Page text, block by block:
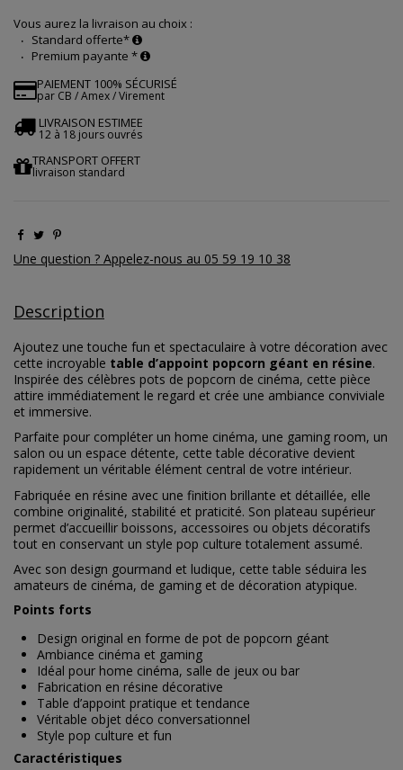
Vous aurez la livraison au choix :
Standard offerte*
Premium payante *
PAIEMENT 100% SÉCURISÉ
par CB / Amex / Virement
LIVRAISON ESTIMEE
12 à 18 jours ouvrés
TRANSPORT OFFERT
livraison standard
Une question ? Appelez-nous au 05 59 19 10 38
Description
Ajoutez une touche fun et spectaculaire à votre décoration avec
cette incroyable table d’appoint popcorn géant en résine.
Inspirée des célèbres pots de popcorn de cinéma, cette pièce
attire immédiatement le regard et crée une ambiance conviviale
et immersive.
Parfaite pour compléter un home cinéma, une gaming room, un
salon ou un espace détente, cette table décorative devient
rapidement un véritable élément central de votre intérieur.
Fabriquée en résine avec une finition brillante et détaillée, elle
combine originalité, stabilité et praticité. Son plateau supérieur
permet d’accueillir boissons, accessoires ou objets décoratifs
tout en conservant un style pop culture totalement assumé.
Avec son design gourmand et ludique, cette table séduira les
amateurs de cinéma, de gaming et de décoration atypique.
Points forts
Design original en forme de pot de popcorn géant
Ambiance cinéma et gaming
Idéal pour home cinéma, salle de jeux ou bar
Fabrication en résine décorative
Table d’appoint pratique et tendance
Véritable objet déco conversationnel
Style pop culture et fun
Caractéristiques